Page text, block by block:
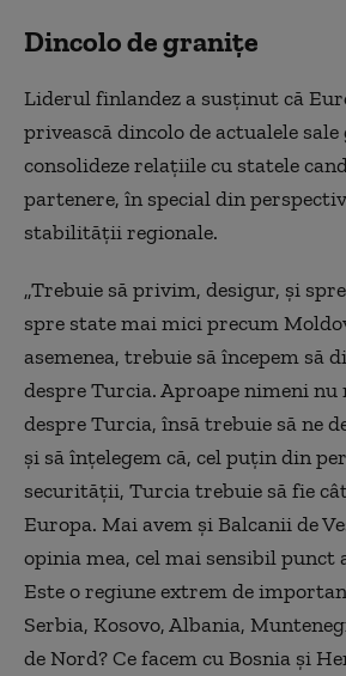
Dincolo de granițe
Liderul finlandez a susţinut că
privească dincolo de actualele
consolideze relaţiile cu statele
partenere, în special din
stabilităţii regionale.
„Trebuie să privim, desigur, şi
spre state mai mici precum
asemenea, trebuie să începem să
despre Turcia. Aproape nimeni nu
despre Turcia, însă trebuie să ne
şi să înţelegem că, cel puţin din
securităţii, Turcia trebuie să fie
Europa. Mai avem şi Balcanii de
opinia mea, cel mai sensibil punct
Este o regiune extrem de
Serbia, Kosovo, Albania,
de Nord? Ce facem cu Bosnia şi